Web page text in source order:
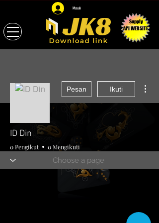
Masuk
Supply
API WEBSITE
Pesan Ikuti
ID Din
0 Pengikut 0 Mengikuti